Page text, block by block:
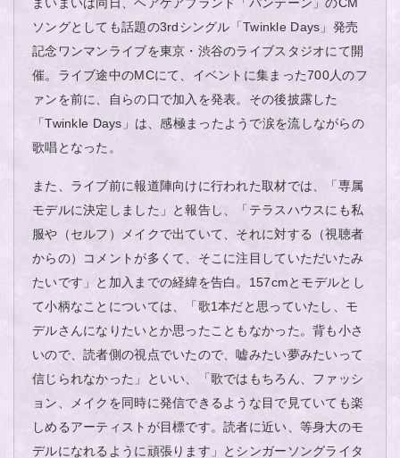
ソングとしても話題の3rdシングル「Twinkle Days」発売
記念ワンマンライブを東京・渋谷のライブスタジオにて開
催。ライブ途中のMCにて、イベントに集まった700人のフ
ァンを前に、自らの口で加入を発表。その後披露した
「Twinkle Days」は、感極まったようで涙を流しながらの
歌唱となった。
また、ライブ前に報道陣向けに行われた取材では、「専属
モデルに決定しました」と報告し、「テラスハウスにも私
服や（セルフ）メイクで出ていて、それに対する（視聴者
からの）コメントが多くて、そこに注目していただいたみ
たいです」と加入までの経緯を告白。157cmとモデルとし
て小柄なことについては、「歌1本だと思っていたし、モ
デルさんになりたいとか思ったこともなかった。背も小さ
いので、読者側の視点でいたので、嘘みたい夢みたいって
信じられなかった」といい、「歌ではもちろん、ファッシ
ョン、メイクを同時に発信できるような目で見ていても楽
しめるアーティストが目標です。読者に近い、等身大のモ
デルになれるように頑張ります」とシンガーソングライタ